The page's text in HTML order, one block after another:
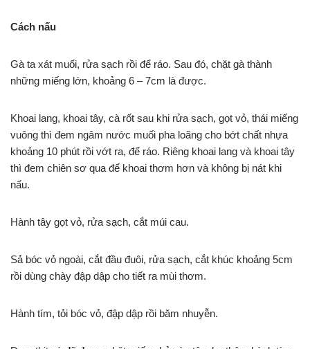
Cách nấu
Gà ta xát muối, rửa sạch rồi để ráo. Sau đó, chặt gà thành
những miếng lớn, khoảng 6 – 7cm là được.
Khoai lang, khoai tây, cà rốt sau khi rửa sạch, gọt vỏ, thái miếng
vuông thì đem ngâm nước muối pha loãng cho bớt chất nhựa
khoảng 10 phút rồi vớt ra, để ráo. Riêng khoai lang và khoai tây
thì đem chiên sơ qua để khoai thơm hơn và không bị nát khi
nấu.
Hành tây gọt vỏ, rửa sạch, cắt múi cau.
Sả bóc vỏ ngoài, cắt đầu đuôi, rửa sạch, cắt khúc khoảng 5cm
rồi dùng chày đập dập cho tiết ra mùi thơm.
Hành tím, tỏi bóc vỏ, đập dập rồi băm nhuyễn.